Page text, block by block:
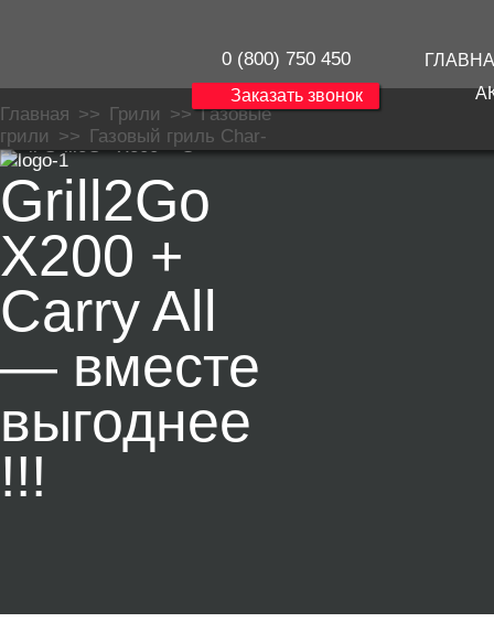
0 (800) 750 450
Заказать звонок
Главная >> Грили >>Газовые
грили >> Газовый гриль Char-
Broil Grill2Go X200 + Сумка для
гриля Grill2Go X200 Carry All
Grill2Go
X200 +
Carry All
— вместе
выгоднее
!!!